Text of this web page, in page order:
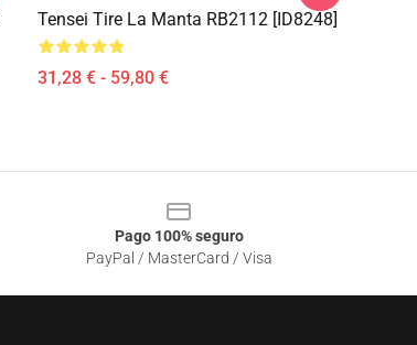
Tensei Tire La Manta RB2112 [ID8248]
31,28 € - 59,80 €
Pago 100% seguro
PayPal / MasterCard / Visa